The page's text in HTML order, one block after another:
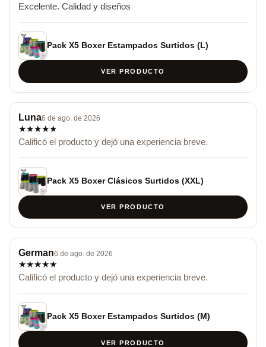
Excelente. Calidad y diseños
Pack X5 Boxer Estampados Surtidos (L)
VER PRODUCTO
Luna6 de ago. de 2026
★★★★★
Calificó el producto y dejó una experiencia breve.
Pack X5 Boxer Clásicos Surtidos (XXL)
VER PRODUCTO
German6 de ago. de 2026
★★★★★
Calificó el producto y dejó una experiencia breve.
Pack X5 Boxer Estampados Surtidos (M)
VER PRODUCTO